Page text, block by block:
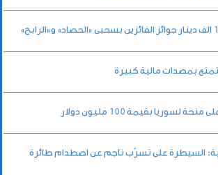
بمصدات مالية كبيرة
لسوريا بقيمة 100 مليون دولار
السيطرة على تسرّب ناجم عن اصطدام طائرة